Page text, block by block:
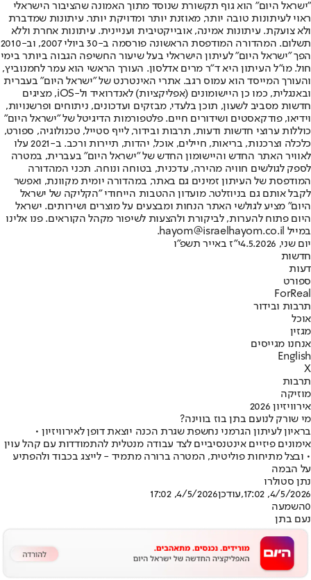
"ישראל היום" הוא גוף תקשורת שנוסד מתוך האמונה שהציבור הישראלי
ראוי לעיתונות טובה יותר, מאוזנת יותר ומדויקת יותר. עיתונות שמדברת
ולא צועקת. עיתונות אמינה, אובייקטיבית ועניינית. עיתונות אחרת וללא
תשלום. המהדורה המודפסת הראשונה פורסמה ב-30 ביולי 2007, וב-2010
הפך "ישראל היום" לעיתון הישראלי בעל שיעור החשיפה הגבוה ביותר בימי
חול. מו"ל העיתון היא ד"ר מרים אדלסון. העורך הראשי הוא עמר לחמנוביץ,
והעורך המייסד הוא עמוס רגב. אתרי האינטרנט של "ישראל היום" בעברית
ובאנגלית, כמו כן היישומונים (אפליקציות) לאנדרואיד ול-iOS, מציגים
חדשות מסביב לשעון, תוכן בלעדי, מבזקים ועדכונים, ניתוחים ופרשנויות,
וידיאו, פודקאסטים ושידורים חיים. פלטפורמות הדיגיטל של "ישראל היום"
כוללות ערוצי חדשות ודעות, תרבות ובידור, לייף סטייל, טכנולוגיה, ספורט,
כלכלה וצרכנות, בריאות, חיילים, אוכל, יהדות, תיירות ורכב. ב-2021 עלו
לאוויר האתר החדש והיישומון החדש של "ישראל היום" בעברית, במטרה
לספק לגולשים חוויה מהירה, עדכנית, בטוחה ונוחה. תכני המהדורה
המודפסת של העיתון זמינים גם באתר, במהדורה יומית מקוונת, ואפשר
לקבל אותם גם בניוזלטר. מועדון ההטבות הייחודי "הקליקה של ישראל
היום" מציע לגולשי האתר הנחות ומבצעים על מוצרים ושירותים. ישראל
היום פתוח להערות, לביקורת ולהצעות לשיפור מקהל הקוראים. פנו אלינו
במייל hayom@israelhayom.co.il.
יום שני, 4.5.2026
י"ז באייר תשפ"ו
חדשות
דעות
ספורט
ForReal
תרבות ובידור
אוכל
מגזין
אנחנו מגייסים
English
X
תרבות
מוזיקה
אירוויזיון 2026
מי שורק לנועם בתן בוז בווינה?
בראיון לעיתון הגרמני נחשפת שגרת הכנה יוצאת דופן לאירוויזיון •
אימונים פיזיים אינטנסיביים לצד עבודה מנטלית להתמודדות עם קהל עוין
• ובצל מתיחות פוליטית, המטרה ברורה מתמיד - לייצג בכבוד ולהפתיע
על הבמה
נתן סטולרו
4/5/2026, 17:02
,עודכן4/5/2026, 17:02
0השמעה
נעם בתן